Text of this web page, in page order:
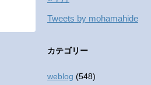
Tweets by mohamahide
カテゴリー
weblog (548)